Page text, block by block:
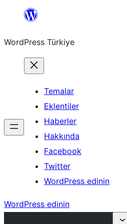
İçeriğe
WordPress Türkiye
Temalar
Eklentiler
Haberler
Hakkında
Facebook
Twitter
WordPress edinin
WordPress edinin